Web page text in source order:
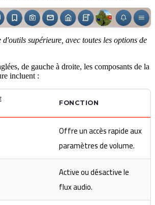
supérieure, avec toutes les options de
de gauche à droite, les composants de la
incluent :
FONCTION
Offre un accès rapide aux
paramètres de volume.
Active ou désactive le
flux audio.